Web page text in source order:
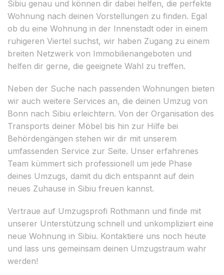
Sibiu genau und können dir dabei helfen, die perfekte
Wohnung nach deinen Vorstellungen zu finden. Egal
ob du eine Wohnung in der Innenstadt oder in einem
ruhigeren Viertel suchst, wir haben Zugang zu einem
breiten Netzwerk von Immobilienangeboten und
helfen dir gerne, die geeignete Wahl zu treffen.
Neben der Suche nach passenden Wohnungen bieten
wir auch weitere Services an, die deinen Umzug von
Bonn nach Sibiu erleichtern. Von der Organisation des
Transports deiner Möbel bis hin zur Hilfe bei
Behördengängen stehen wir dir mit unserem
umfassenden Service zur Seite. Unser erfahrenes
Team kümmert sich professionell um jede Phase
deines Umzugs, damit du dich entspannt auf dein
neues Zuhause in Sibiu freuen kannst.
Vertraue auf Umzugsprofi Rothmann und finde mit
unserer Unterstützung schnell und unkompliziert eine
neue Wohnung in Sibiu. Kontaktiere uns noch heute
und lass uns gemeinsam deinen Umzugstraum wahr
werden!